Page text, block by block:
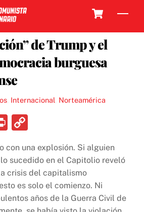
de Trump y el
burguesa
, Internacional Norteamérica
P
nt p
y
Li
n
con una explosión. Si alguien
sucedido en el Capitolio reveló
crisis del capitalismo
es solo el comienzo. Ni
años de la Guerra Civil de